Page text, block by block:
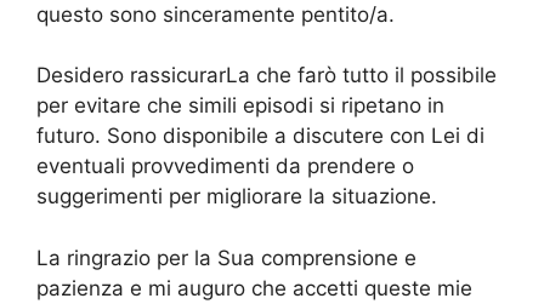
questo sono sinceramente pentito/a.
Desidero rassicurarLa che farò tutto il possibile
per evitare che simili episodi si ripetano in
futuro. Sono disponibile a discutere con Lei di
eventuali provvedimenti da prendere o
suggerimenti per migliorare la situazione.
La ringrazio per la Sua comprensione e
pazienza e mi auguro che accetti queste mie